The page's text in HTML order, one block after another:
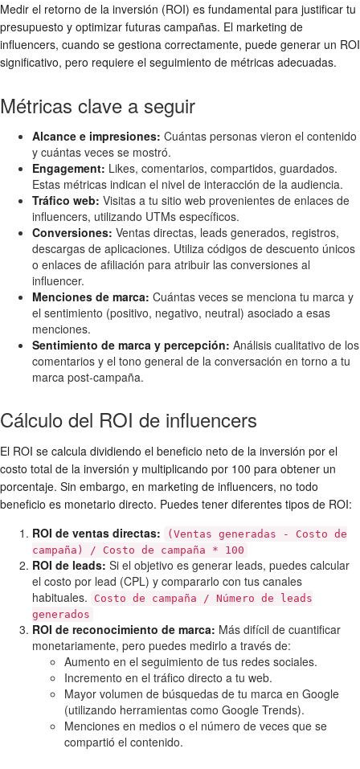
Medir el retorno de la inversión (ROI) es fundamental para justificar tu
presupuesto y optimizar futuras campañas. El marketing de
influencers, cuando se gestiona correctamente, puede generar un ROI
significativo, pero requiere el seguimiento de métricas adecuadas.
Métricas clave a seguir
Alcance e impresiones: Cuántas personas vieron el contenido
y cuántas veces se mostró.
Engagement: Likes, comentarios, compartidos, guardados.
Estas métricas indican el nivel de interacción de la audiencia.
Tráfico web: Visitas a tu sitio web provenientes de enlaces de
influencers, utilizando UTMs específicos.
Conversiones: Ventas directas, leads generados, registros,
descargas de aplicaciones. Utiliza códigos de descuento únicos
o enlaces de afiliación para atribuir las conversiones al
influencer.
Menciones de marca: Cuántas veces se menciona tu marca y
el sentimiento (positivo, negativo, neutral) asociado a esas
menciones.
Sentimiento de marca y percepción: Análisis cualitativo de los
comentarios y el tono general de la conversación en torno a tu
marca post-campaña.
Cálculo del ROI de influencers
El ROI se calcula dividiendo el beneficio neto de la inversión por el
costo total de la inversión y multiplicando por 100 para obtener un
porcentaje. Sin embargo, en marketing de influencers, no todo
beneficio es monetario directo. Puedes tener diferentes tipos de ROI:
ROI de ventas directas:
(Ventas generadas - Costo de
campaña) / Costo de campaña * 100
ROI de leads: Si el objetivo es generar leads, puedes calcular
el costo por lead (CPL) y compararlo con tus canales
habituales.
Costo de campaña / Número de leads
generados
ROI de reconocimiento de marca: Más difícil de cuantificar
monetariamente, pero puedes medirlo a través de:
Aumento en el seguimiento de tus redes sociales.
Incremento en el tráfico directo a tu web.
Mayor volumen de búsquedas de tu marca en Google
(utilizando herramientas como Google Trends).
Menciones en medios o el número de veces que se
compartió el contenido.